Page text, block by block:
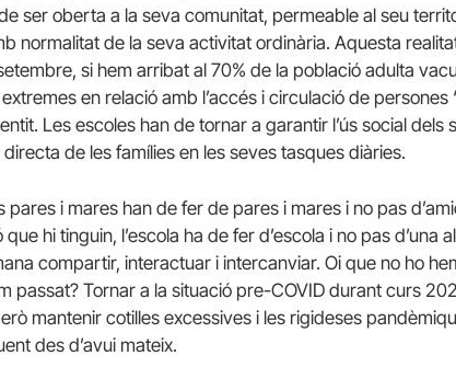
de ser oberta a la seva comunitat, permeable al seu
normalitat de la seva activitat ordinària. Aquesta
si hem arribat al 70% de la població adulta
en relació amb l’accés i circulació de persones
Les escoles han de tornar a garantir l’ús social dels
de les famílies en les seves tasques diàries.
pares i mares han de fer de pares i mares i no pas
hi tinguin, l’escola ha de fer d’escola i no pas d’una
compartir, interactuar i intercanviar. Oi que no ho
passat? Tornar a la situació pre-COVID durant curs
mantenir cotilles excessives i les rigideses
des d’avui mateix.